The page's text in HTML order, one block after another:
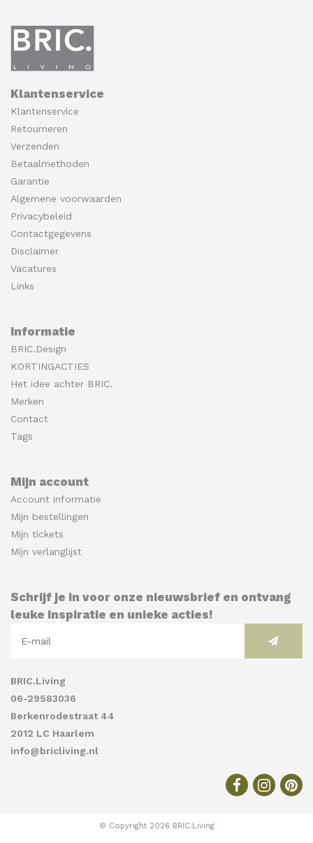
Klantenservice
Klantenservice
Retourneren
Verzenden
Betaalmethoden
Garantie
Algemene voorwaarden
Privacybeleid
Contactgegevens
Disclaimer
Vacatures
Links
Informatie
BRIC.Design
KORTINGACTIES
Het idee achter BRIC.
Merken
Contact
Tags
Mijn account
Account informatie
Mijn bestellingen
Mijn tickets
Mijn verlanglijst
Schrijf je in voor onze nieuwsbrief en ontvang
leuke inspiratie en unieke acties!
BRIC.Living
06-29583036
Berkenrodestraat 44
2012 LC Haarlem
info@bricliving.nl
© Copyright 2026 BRIC.Living